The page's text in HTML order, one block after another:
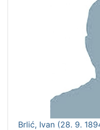
Brlić, Ivan (28. 9.